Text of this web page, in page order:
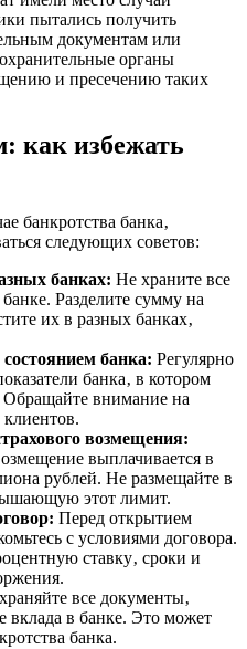
пытались получить
документам или
органы
и пресечению таких
как избежать
банкротства банка‚
следующих советов:
банках: Не храните все
Разделите сумму на
их в разных банках‚
банка: Регулярно
банка‚ в котором
внимание на
возмещения:
выплачивается в
рублей. Не размещайте в
этот лимит.
Перед открытием
с условиями договора.
ставку‚ сроки и
все документы‚
в банке. Это может
банка.